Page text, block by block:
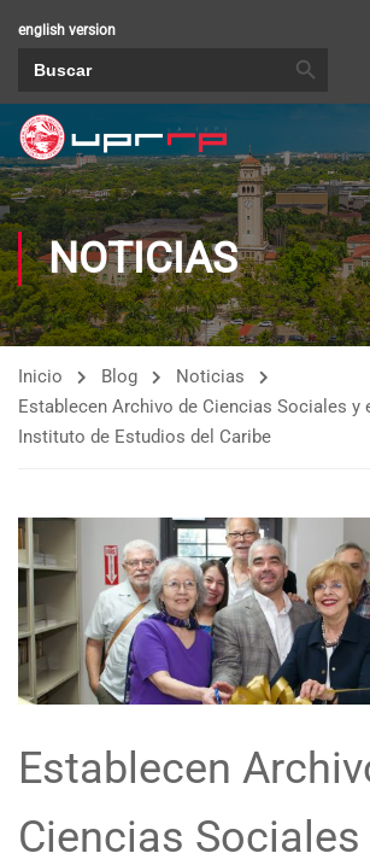
english version
NOTICIAS
Inicio Blog
Noticias
Establecen Archivo de Ciencias Sociales y
Instituto de Estudios del Caribe
Establecen
Ciencias Sociales